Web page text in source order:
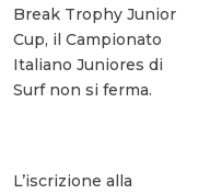
Break Trophy Junior
Cup, il Campionato
Italiano Juniores di
Surf non si ferma.
L’iscrizione alla